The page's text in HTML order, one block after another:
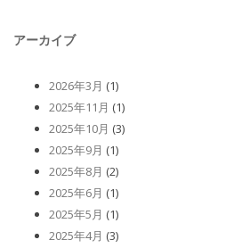
アーカイブ
2026年3月 (1)
2025年11月 (1)
2025年10月 (3)
2025年9月 (1)
2025年8月 (2)
2025年6月 (1)
2025年5月 (1)
2025年4月 (3)